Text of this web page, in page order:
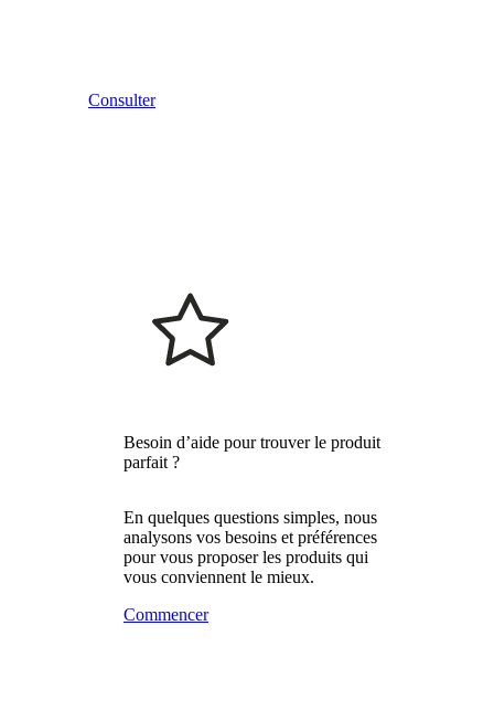
Consulter
Besoin d’aide pour trouver le produit
parfait ?
En quelques questions simples, nous
analysons vos besoins et préférences
pour vous proposer les produits qui
vous conviennent le mieux.
Commencer